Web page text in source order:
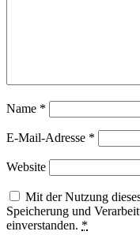
Name *
E-Mail-Adresse *
Website
Mit der Nutzung
Speicherung und
einverstanden. *